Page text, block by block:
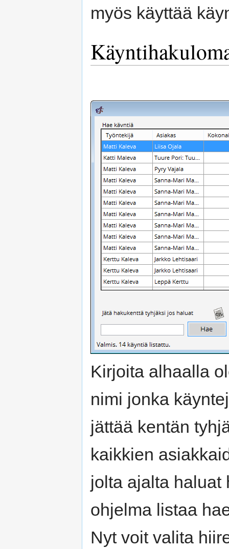
myös käyttää
Kirjoita alhaalla
nimi jonka
jättää kentän
kaikkien
jolta ajalta haluat
ohjelma listaa
Nyt voit valita